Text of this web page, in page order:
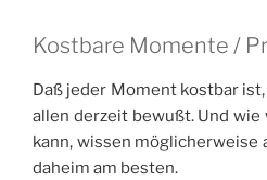
Kostbare Momente /
Daß jeder Moment kostbar
allen derzeit bewußt. Und
kann, wissen möglicherweise
daheim am besten.